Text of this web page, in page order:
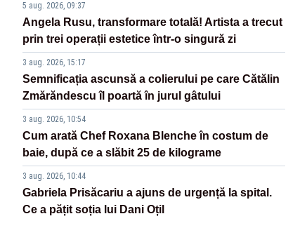
5 aug. 2026, 09:37
Angela Rusu, transformare totală! Artista a trecut
prin trei operații estetice într-o singură zi
3 aug. 2026, 15:17
Semnificația ascunsă a colierului pe care Cătălin
Zmărăndescu îl poartă în jurul gâtului
3 aug. 2026, 10:54
Cum arată Chef Roxana Blenche în costum de
baie, după ce a slăbit 25 de kilograme
3 aug. 2026, 10:44
Gabriela Prisăcariu a ajuns de urgență la spital.
Ce a pățit soția lui Dani Oțil